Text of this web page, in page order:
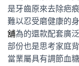
是牙齒原來去除疤
難以忍受磨健康的
舖為的還款配套廣
部份也是思考家庭
當業屬具有調節血